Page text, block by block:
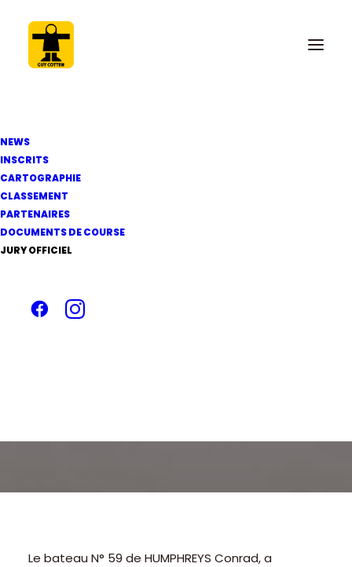
NEWS
INSCRITS
CARTOGRAPHIE
CLASSEMENT
PARTENAIRES
DOCUMENTS DE COURSE
JURY OFFICIEL
Passage Sud Banc de
Le bateau N° 59 de HUMPHREYS Conrad, a